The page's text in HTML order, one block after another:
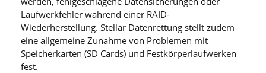
Laufwerkfehler während einer RAID-
Wiederherstellung. Stellar Datenrettung stellt zudem
eine allgemeine Zunahme von Problemen mit
Speicherkarten (SD Cards) und Festkörperlaufwerken
fest.